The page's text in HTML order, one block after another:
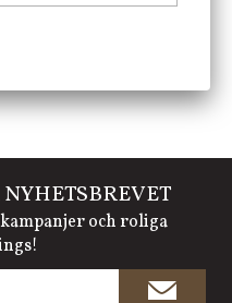
och roliga